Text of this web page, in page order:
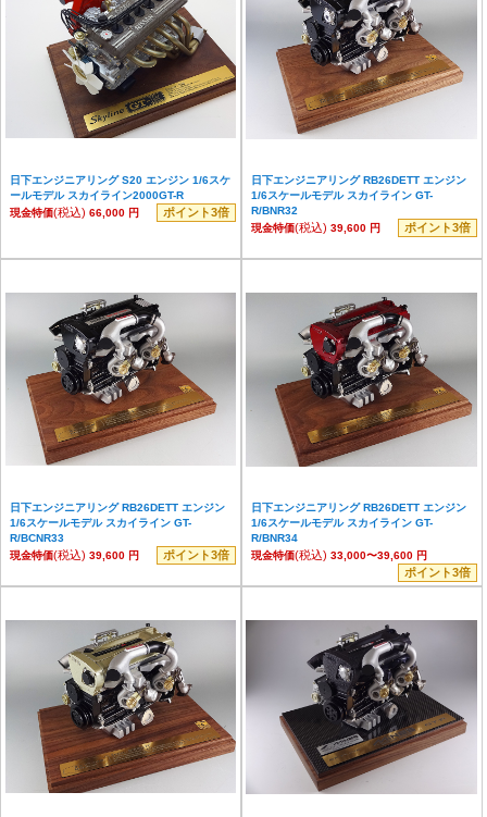
日下エンジニアリング S20 エンジン 1/6スケ
ールモデル スカイライン2000GT-R
現金特価(税込) 66,000 円 ポイント3倍
日下エンジニアリング RB26DETT エンジン
1/6スケールモデル スカイライン GT-
R/BNR32
現金特価(税込) 39,600 円 ポイント3倍
日下エンジニアリング RB26DETT エンジン
1/6スケールモデル スカイライン GT-
R/BCNR33
現金特価(税込) 39,600 円 ポイント3倍
日下エンジニアリング RB26DETT エンジン
1/6スケールモデル スカイライン GT-
R/BNR34
現金特価(税込) 33,000〜39,600 円
ポイント3倍